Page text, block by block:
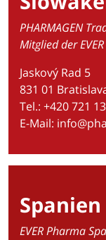
PHARMAGEN
Mitglied der
Jaskový Rad 5
831 01
Tel.: +420 721
E-Mail:
Spanien
EVER Pharma